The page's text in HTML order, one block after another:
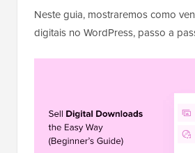
Neste guia, mostraremos como
digitais no WordPress, passo a